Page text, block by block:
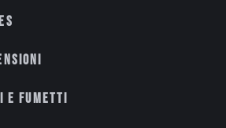
e fumetti